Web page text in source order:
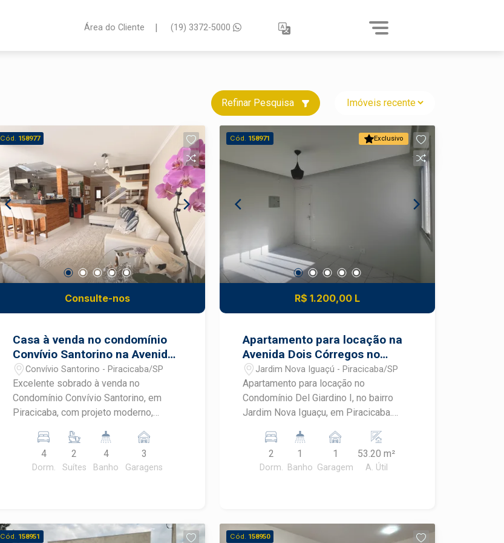
Área do Cliente | (19) 3372-5000
Refinar Pesquisa
Cód. 158977
Consulte-nos
Casa à venda no condomínio
Convívio Santorino na Avenida
Dois Córregos em Piracicaba
Convívio Santorino - Piracicaba/SP
Excelente sobrado à venda no
Condomínio Convívio Santorino, em
Piracicaba, com projeto moderno,
distribuição dos espaços. Localizado
em uma das regiões de maior
crescimento da cidade, o imóvel reúne
segurança, praticidade e qualidade de
4
Dorm.
2
Suítes
4
Banho
3
Garagens
Exclusivo
Cód. 158971
R$ 1.200,00 L
Apartamento para locação na
Avenida Dois Córregos no
condomínio Del Giardino I em
Piracicaba
Jardim Nova Iguaçú - Piracicaba/SP
Apartamento para locação no
Condomínio Del Giardino I, no bairro
Jardim Nova Iguaçu, em Piracicaba.
aproveitamento dos espaços e
infraestrutura completa de condomínio,
este imóvel oferece conforto,
Dormitórios com armários planejados -
2
Dorm.
1
Banho
1
Garagem
53.20 m²
A. Útil
Cód. 158951 Cód. 158950